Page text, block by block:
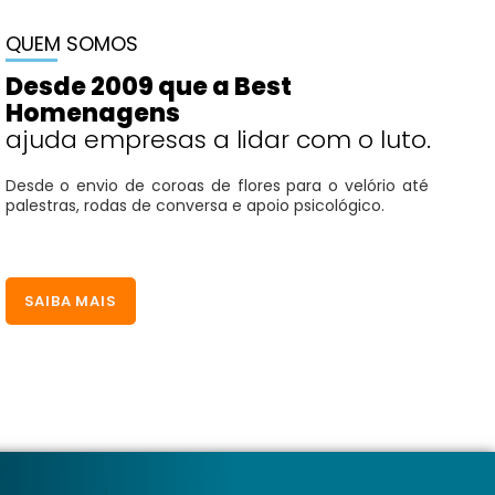
QUEM SOMOS
Desde 2009 que a Best
Homenagens
ajuda empresas a lidar com o luto.
Desde o envio de coroas de flores para o velório até
palestras, rodas de conversa e apoio psicológico.
SAIBA MAIS